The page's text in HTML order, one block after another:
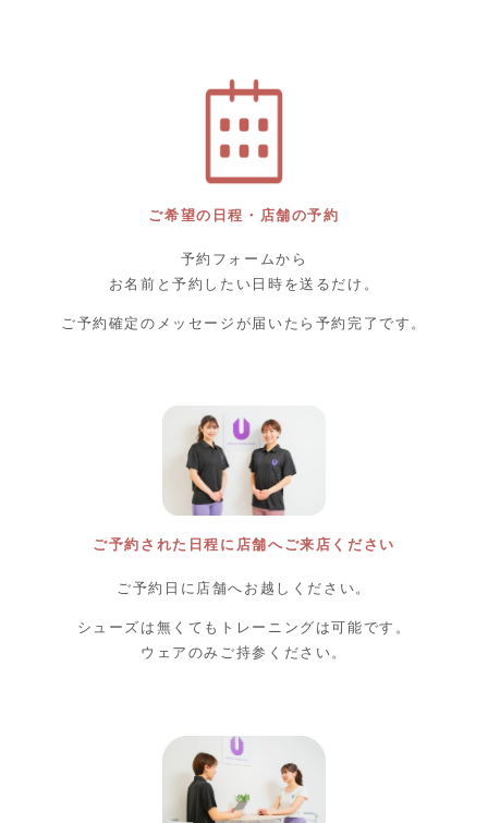
ご希望の日程・店舗の予約
予約フォームから
お名前と予約したい日時を送るだけ。
ご予約確定のメッセージが届いたら予約完了です。
ご予約された日程に店舗へご来店ください
ご予約日に店舗へお越しください。
シューズは無くてもトレーニングは可能です。
ウェアのみご持参ください。